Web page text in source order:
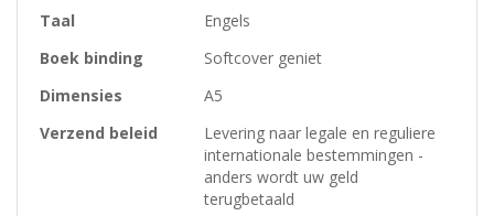
Taal
Engels
Boek binding
Softcover geniet
Dimensies
A5
Verzend beleid
Levering naar legale en reguliere
internationale bestemmingen -
anders wordt uw geld
terugbetaald